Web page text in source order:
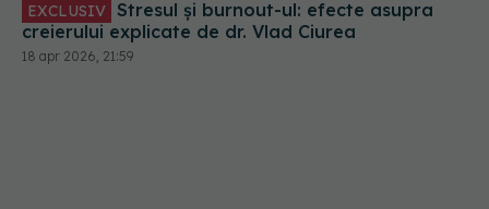
EXCLUSIV
creierului explicate de dr. Vlad Ciurea
18 apr 2026, 21:59